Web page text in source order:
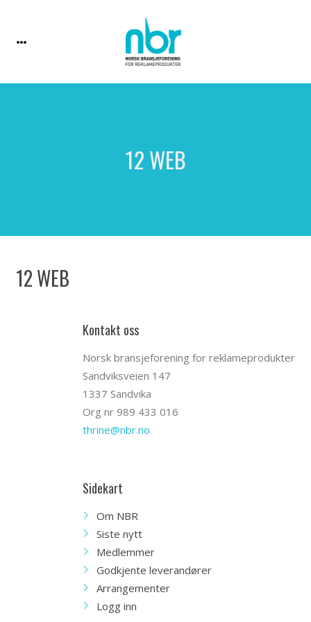
12 WEB
12 WEB
Kontakt oss
Norsk bransjeforening for reklameprodukter
Sandviksveien 147
1337 Sandvika
Org nr 989 433 016
thrine@nbr.no
Sidekart
Om NBR
Siste nytt
Medlemmer
Godkjente leverandører
Arrangementer
Logg inn